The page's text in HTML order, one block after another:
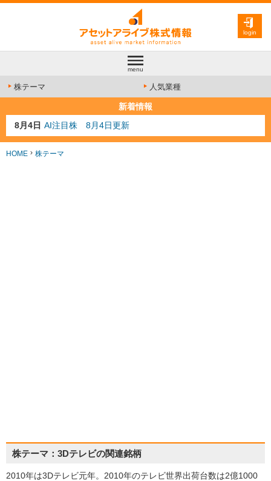
login
menu
株テーマ 人気業種
新着情報
8月4日 AI注目株 8月4日更新
8月3日 人気業種注目株 8月3日更新
8月2日 金融注目株 8月2日更新
HOME 株テーマ
株テーマ：3Dテレビの関連銘柄
2010年は3Dテレビ元年。2010年のテレビ世界出荷台数は2億1000